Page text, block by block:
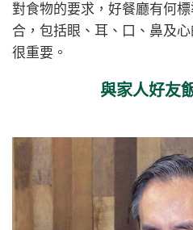
對食物的要求，好餐廳有何
合，包括眼、耳、口、鼻及
很重要。
與家人好友